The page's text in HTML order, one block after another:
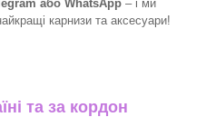
або WhatsApp – і ми
карнизи та аксесуари!
та за кордон